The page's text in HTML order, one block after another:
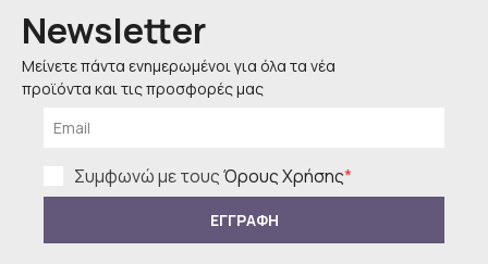
Newsletter
Μείνετε πάντα ενημερωμένοι για όλα τα νέα
προϊόντα και τις προσφορές μας
Συμφωνώ με τουςΌρους Χρήσης*
ΕΓΓΡΑΦΗ